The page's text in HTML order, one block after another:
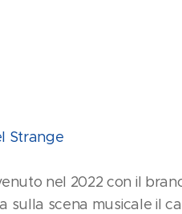
Strange
nel 2022 con il
sulla scena musicale il